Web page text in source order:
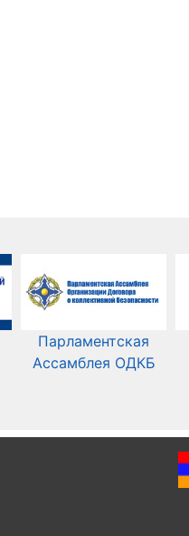
Парламентская
Ассамблея ОДКБ